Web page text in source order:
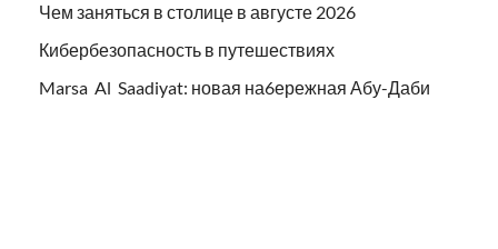
Чем заняться в столице в августе 2026
Кибербезопасность в путешествиях
Marsa Al Saadiyat: новая на6ережная Абу-Даби